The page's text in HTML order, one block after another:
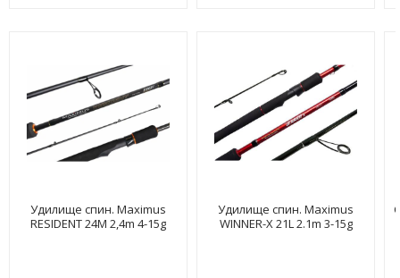
Удилище спин. Maximus
RESIDENT 24M 2,4m 4-15g
Удилище спин. Maximus
WINNER-X 21L 2.1m 3-15g